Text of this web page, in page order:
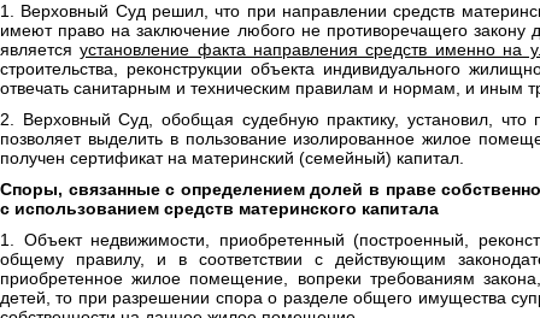
1. Верховный Суд решил, что при направлении средств
имеют право на заключение любого не противоречащего
являетсяустановление факта направления средств именно на
строительства, реконструкции объекта индивидуального
отвечать санитарным и техническим правилам и нормам, и иным
2. Верховный Суд, обобщая судебную практику, установил,
позволяет выделить в пользование изолированное жилое
получен сертификат на материнский (семейный) капитал.
Споры, связанные с определением долей в праве
с использованием средств материнского капитала
1. Объект недвижимости, приобретенный (построенный,
общему правилу, и в соответствии с действующим
приобретенное жилое помещение, вопреки требованиям
детей, то при разрешении спора о разделе общего имущества